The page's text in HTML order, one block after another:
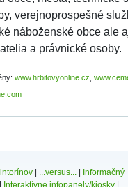
verejnoprospešné
náboženské obce ale
a právnické osoby.
www.hrbitovyonline.cz
...versus...
Informačný
Interaktívne infopanely/kiosky